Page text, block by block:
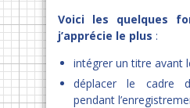
Voici les quelques
j’apprécie le plus :
intégrer un titre avant
déplacer le cadre
pendant